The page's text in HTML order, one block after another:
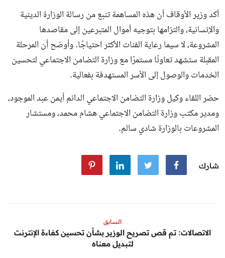
أكد وزير الأوقاف أن هذه المساهمة تنبع من رسالة الوزارة الدينية
والإنسانية، والتزامها بتوجيه أموال المتبرعين إلى مقاصدها
المشروعة، لا سيما رعاية الفئات الأكثر احتياجًا. وأوضح أن المرحلة
المقبلة ستشهد تعاونًا مستمرًا مع وزارة التضامن الاجتماعي لتحسين
الخدمات والوصول إلى الأسر المستهدفة بفعالية.
حضر اللقاء وكيل وزارة التضامن الاجتماعي الدائم أيمن عبد الموجود،
ومدير مكتب وزارة التضامن الاجتماعي هشام محمد، ومستشار
المشروعات بالوزارة شادي سالم.
شارك
السابق
الاتصالات: تم قص تصريح الوزير بشأن تحسين كفاءة الإنترنت
لتبديل معناه